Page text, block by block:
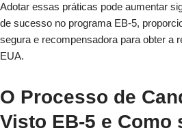
Adotar essas práticas pode aumentar
de sucesso no programa EB-5,
segura e recompensadora para obter a
EUA.
O Processo de
Visto EB-5 e Como